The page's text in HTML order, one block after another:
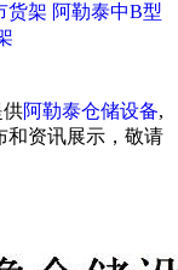
货架 阿勒泰中B型
供阿勒泰仓储设备,
和资讯展示，敬请